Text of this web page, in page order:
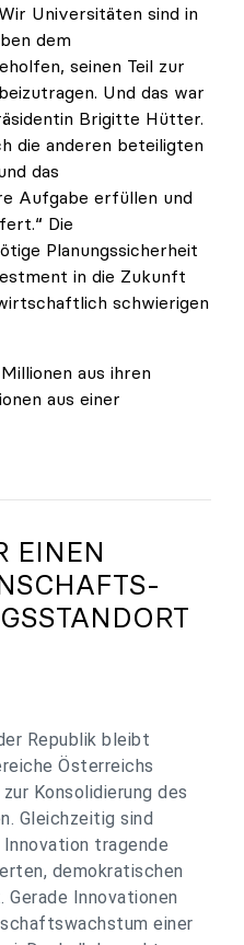
Universitäten sind in
dem
seinen Teil zur
Und das war
Brigitte Hütter.
die anderen beteiligten
das
Aufgabe erfüllen und
Die
Planungssicherheit
in die Zukunft
schwierigen
aus ihren
aus einer
Universitäten
EINEN
Republik bleibt
Österreichs
Konsolidierung des
Gleichzeitig sind
tragende
demokratischen
Innovationen
einer